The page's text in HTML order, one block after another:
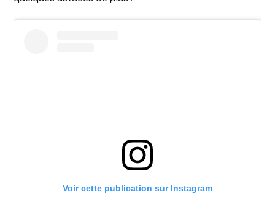
Voir cette publication sur Instagram